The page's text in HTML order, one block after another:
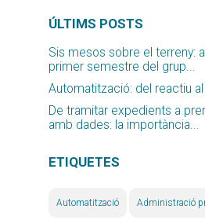
ÚLTIMS POSTS
Sis mesos sobre el terreny:
primer semestre del grup...
Automatització: del reactiu
De tramitar expedients a
amb dades: la importància...
ETIQUETES
Automatització Administració